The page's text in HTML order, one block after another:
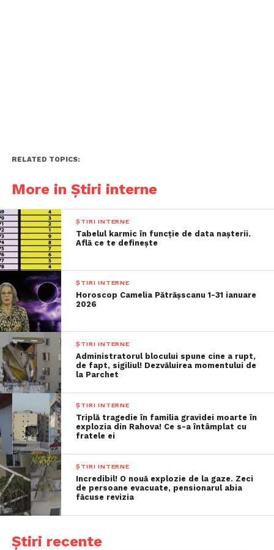
RELATED TOPICS:
More in Știri interne
ȘTIRI INTERNE
Tabelul karmic în funcție de data nașterii.
Află ce te definește
ȘTIRI INTERNE
Horoscop Camelia Pătrășscanu 1-31 ianuare
2026
ȘTIRI INTERNE
Administratorul blocului spune cine a rupt,
de fapt, sigiliul! Dezvăluirea momentului de
la Parchet
ȘTIRI INTERNE
Triplă tragedie în familia gravidei moarte în
explozia din Rahova! Ce s-a întâmplat cu
fratele ei
ȘTIRI INTERNE
Incredibil! O nouă explozie de la gaze. Zeci
de persoane evacuate, pensionarul abia
făcuse revizia
Știri recente